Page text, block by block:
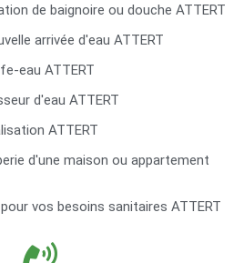
de baignoire ou douche ATTERT
arrivée d'eau ATTERT
eau ATTERT
d'eau ATTERT
ATTERT
d'une maison ou appartement
vos besoins sanitaires ATTERT